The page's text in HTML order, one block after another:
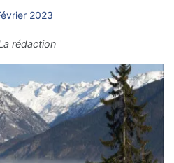
2023
rédaction